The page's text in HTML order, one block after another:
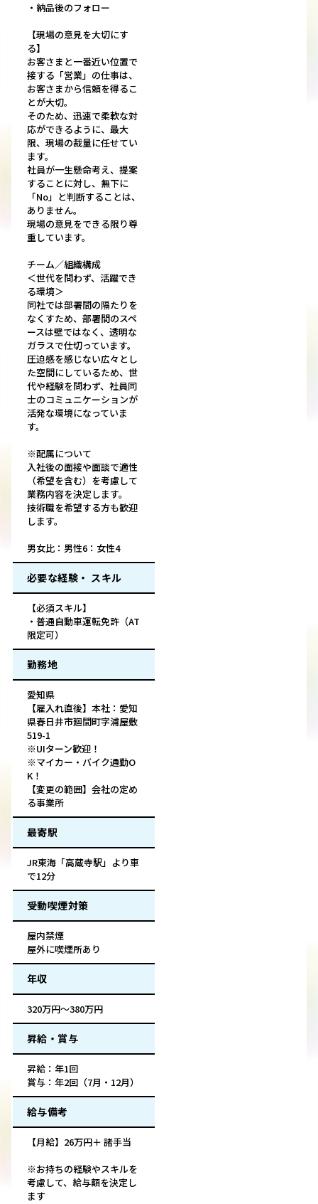
・納品後のフォロー
【現場の意見を大切にす
る】
お客さまと一番近い位置で
接する「営業」の仕事は、
お客さまから信頼を得るこ
とが大切。
そのため、迅速で柔軟な対
応ができるように、最大
限、現場の裁量に任せてい
ます。
社員が一生懸命考え、提案
することに対し、無下に
「No」と判断することは、
ありません。
現場の意見をできる限り尊
重しています。
チーム／組織構成
＜世代を問わず、活躍でき
る環境＞
同社では部署間の隔たりを
なくすため、部署間のスペ
ースは壁ではなく、透明な
ガラスで仕切っています。
圧迫感を感じない広々とし
た空間にしているため、世
代や経験を問わず、社員同
士のコミュニケーションが
活発な環境になっていま
す。
※配属について
入社後の面接や面談で適性
（希望を含む）を考慮して
業務内容を決定します。
技術職を希望する方も歓迎
します。
男女比：男性6：女性4
必要な経験・ スキル
【必須スキル】
・普通自動車運転免許（AT
限定可）
勤務地
愛知県
【雇入れ直後】本社：愛知
県春日井市廻間町字浦屋敷
519-1
※UIターン歓迎！
※マイカー・バイク通勤O
K！
【変更の範囲】会社の定め
る事業所
最寄駅
JR東海「高蔵寺駅」より車
で12分
受動喫煙対策
屋内禁煙
屋外に喫煙所あり
年収
320万円～380万円
昇給・賞与
昇給：年1回
賞与：年2回（7月・12月）
給与備考
【月給】26万円＋ 諸手当
※お持ちの経験やスキルを
考慮して、給与額を決定し
ます